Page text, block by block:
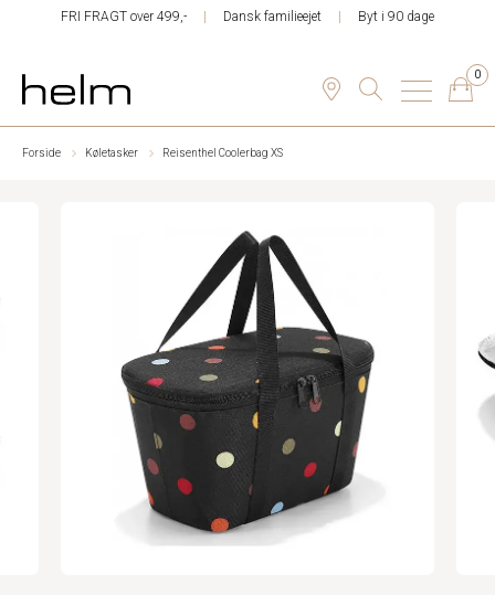
FRI FRAGT over 499,- Dansk familieejet Byt i 90 dage
0
Forside Køletasker Reisenthel Coolerbag XS